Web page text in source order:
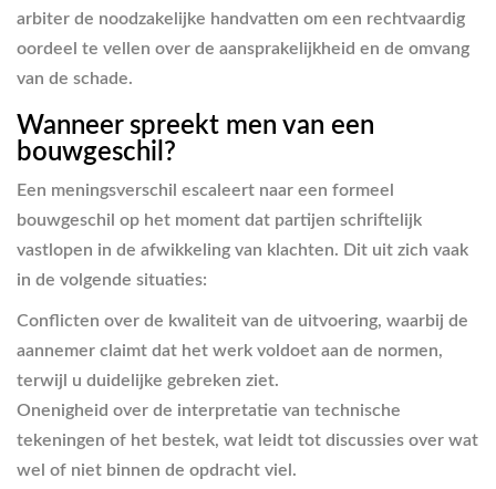
arbiter de noodzakelijke handvatten om een rechtvaardig
oordeel te vellen over de aansprakelijkheid en de omvang
van de schade.
Wanneer spreekt men van een
bouwgeschil?
Een meningsverschil escaleert naar een formeel
bouwgeschil op het moment dat partijen schriftelijk
vastlopen in de afwikkeling van klachten. Dit uit zich vaak
in de volgende situaties:
Conflicten over de kwaliteit van de uitvoering, waarbij de
aannemer claimt dat het werk voldoet aan de normen,
terwijl u duidelijke gebreken ziet.
Onenigheid over de interpretatie van technische
tekeningen of het bestek, wat leidt tot discussies over wat
wel of niet binnen de opdracht viel.